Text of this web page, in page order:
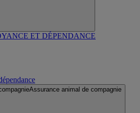
ET DÉPENDANCE
Assurance animal de compagnie